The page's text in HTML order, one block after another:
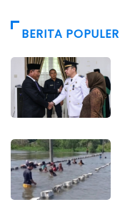
BERITA POPULER